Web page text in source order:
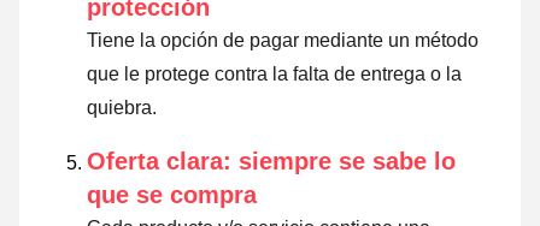
protección
Tiene la opción de pagar mediante un método
que le protege contra la falta de entrega o la
quiebra.
Oferta clara: siempre se sabe lo
que se compra